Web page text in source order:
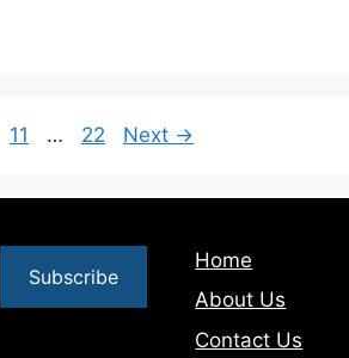
Page
11 … Page
22 Next →
Subscribe
Home
About Us
Contact Us